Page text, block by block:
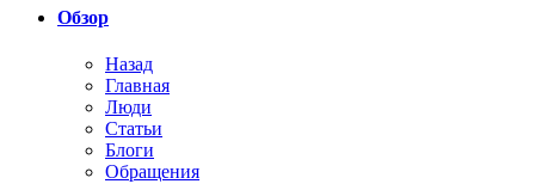
Обзор
Назад
Главная
Люди
Статьи
Блоги
Обращения